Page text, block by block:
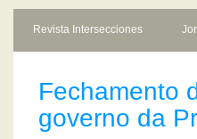
Revista Intersecciones
Fechamento
governo da